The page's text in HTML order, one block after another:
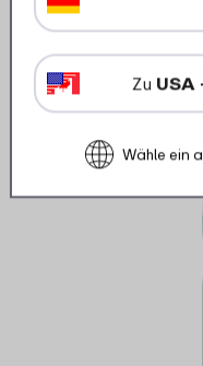
Mengenrabatt
Zu USA